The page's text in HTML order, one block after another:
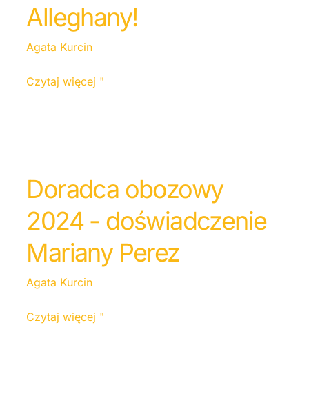
Alleghany!
Agata Kurcin
Czytaj więcej "
Doradca obozowy
2024 - doświadczenie
Mariany Perez
Agata Kurcin
Czytaj więcej "